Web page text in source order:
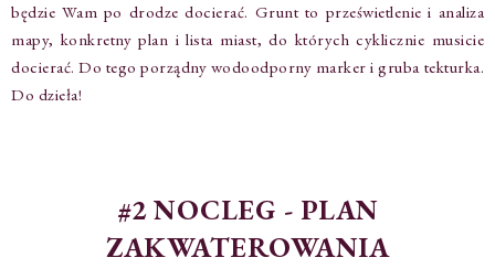
będzie Wam po drodze docierać. Grunt to prześwietlenie i analiza
mapy, konkretny plan i lista miast, do których cyklicznie musicie
docierać. Do tego porządny wodoodporny marker i gruba tekturka.
Do dzieła!
#2 NOCLEG - PLAN
ZAKWATEROWANIA